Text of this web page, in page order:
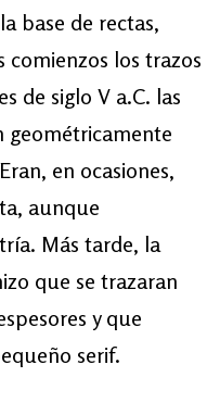
base de rectas,
comienzos los trazos
de siglo V a.C. las
geométricamente
en ocasiones,
aunque
Más tarde, la
que se trazaran
y que
serif.